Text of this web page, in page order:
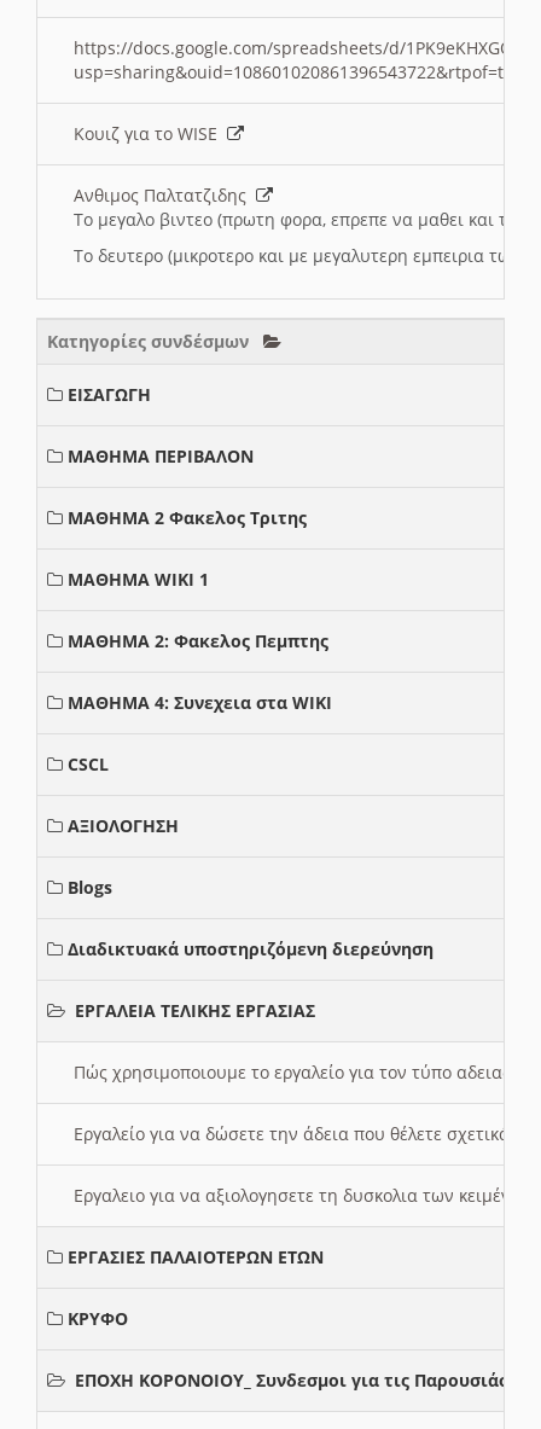
https://docs.google.com/spreadsheets/d/
Κουιζ για το WISE
Ανθιμος Παλτατζιδης
Το μεγαλο βιντεο (πρωτη φορα, επρεπε να μαθει και το
Το δευτερο (μικροτερο και με μεγαλυτερη εμπειρια
Κατηγορίες συνδέσμων
ΕΙΣΑΓΩΓΗ
ΜΑΘΗΜΑ ΠΕΡΙΒΑΛΟΝ
ΜΑΘΗΜΑ 2 Φακελος Τριτης
ΜΑΘΗΜΑ WIKI 1
ΜΑΘΗΜΑ 2: Φακελος Πεμπτης
ΜΑΘΗΜΑ 4: Συνεχεια στα WIKI
CSCL
ΑΞΙΟΛΟΓΗΣΗ
Blogs
Διαδικτυακά υποστηριζόμενη διερεύνηση
ΕΡΓΑΛΕΙΑ ΤΕΛΙΚΗΣ ΕΡΓΑΣΙΑΣ
Πώς χρησιμοποιουμε το εργαλείο για τον τύπο αδειας
Εργαλείο για να δώσετε την άδεια που θέλετε σχετικά
Εργαλειο για να αξιολογησετε τη δυσκολια των
ΕΡΓΑΣΙΕΣ ΠΑΛΑΙΟΤΕΡΩΝ ΕΤΩΝ
ΚΡΥΦΟ
ΕΠΟΧΗ ΚΟΡΟΝΟΙΟΥ_ Συνδεσμοι για τις Παρουσιάσεις